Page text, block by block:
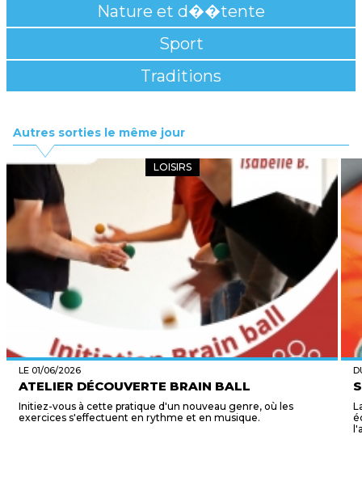
Nature et d��tente
Sport
Traditions
Autres sorties le même jour
LOISIRS
LE 01/06/2026
ATELIER DÉCOUVERTE BRAIN BALL
Initiez-vous à cette pratique d'un nouveau genre, où les
exercices s'effectuent en rythme et en musique.